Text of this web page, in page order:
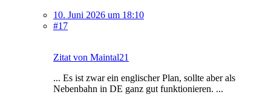
10. Juni 2026 um 18:10
#17
Zitat von Maintal21
... Es ist zwar ein englischer Plan, sollte aber als
Nebenbahn in DE ganz gut funktionieren. ...